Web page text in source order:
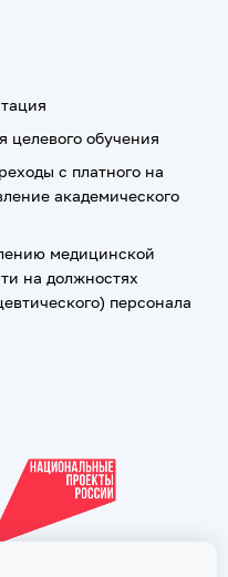
целевого обучения
с платного на
академического
медицинской
на должностях
персонала